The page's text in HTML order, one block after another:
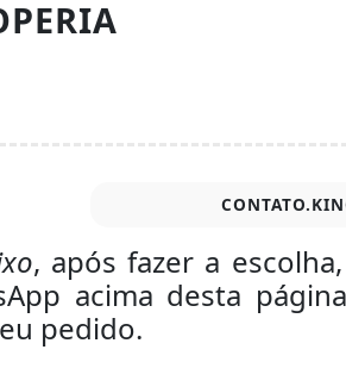
, após fazer a
acima desta
pedido.